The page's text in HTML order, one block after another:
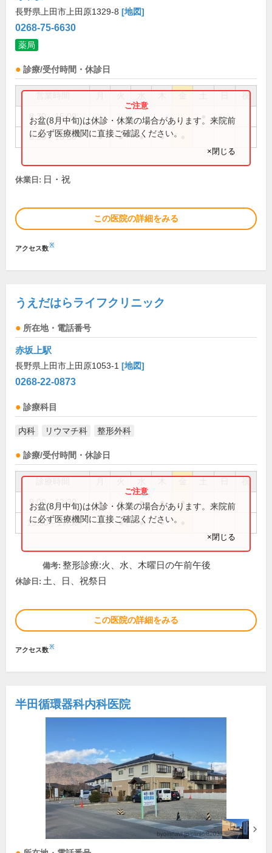
長野県上田市上田原1329-8 [地図]
0268-75-6630
薬局
診療/受付時間・休診日
祝
8:30～15:00
8:30～18:30 ● ● ● ●
お盆(8月中旬)は休診・休業の場合があります。来院前
に必ず医療機関に直接ご確認ください。
×閉じる
休業日: 日・祝
この医院の詳細をみる
アクセス数※
うえだはらライフクリニック
所在地・電話番号
赤坂上駅
長野県上田市上田原1053-1 [地図]
0268-22-0873
診療科目
内科 リウマチ科 整形外科
診療/受付時間・休診日
祝
9:00～12:30 ● ● ● ● ●
15:30～17:30 ● ● ● ●
お盆(8月中旬)は休診・休業の場合があります。来院前
に必ず医療機関に直接ご確認ください。
×閉じる
備考: 整形診療:火、水、木曜日の午前午後
休診日: 土、日、祝祭日
この医院の詳細をみる
アクセス数※
半田循環器科内科医院